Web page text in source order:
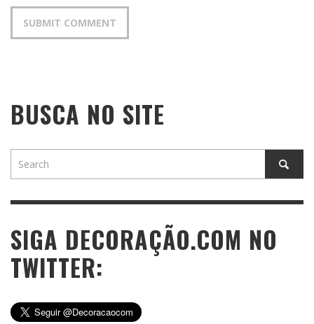
BUSCA NO SITE
SIGA DECORAÇÃO.COM NO
TWITTER: